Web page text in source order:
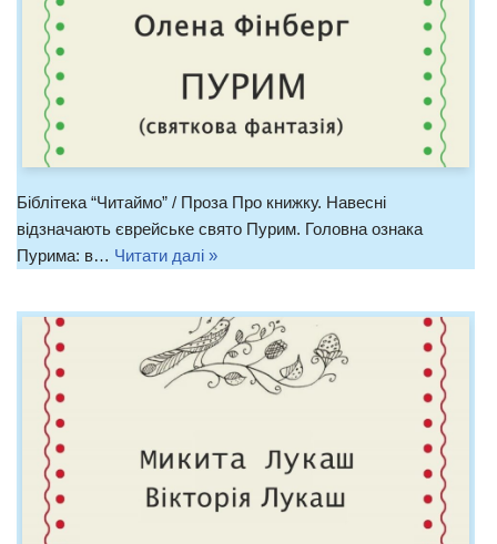
Біблітека “Читаймо” / Проза Про книжку. Навесні
відзначають єврейське свято Пурим. Головна ознака
Пурима: в… Читати далі »